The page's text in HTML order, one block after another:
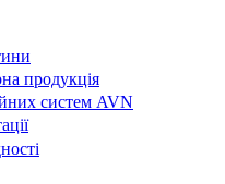
продукція
систем AVN